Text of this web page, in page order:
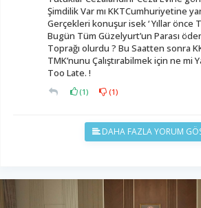
Şimdilik Var mı KKTCumhuriyetine
Gerçekleri konuşur isek ‘ Yıllar önce
Bugün Tüm Güzelyurt’un Parası
Toprağı olurdu ? Bu Saatten sonra
TMK’nunu Çalıştırabilmek için ne mi
Too Late. !
(1) (1)
DAHA FAZLA YORUM